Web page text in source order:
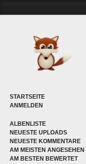
STARTSEITE
ANMELDEN
ALBENLISTE
NEUESTE UPLOADS
NEUESTE KOMMENTARE
AM MEISTEN ANGESEHEN
AM BESTEN BEWERTET